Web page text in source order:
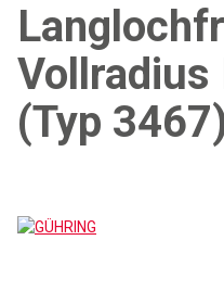
Vollradius
(Typ